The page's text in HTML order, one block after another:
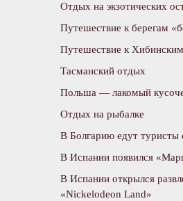
Отдых на экзотических
Путешествие к берегам
Путешествие к
Тасманский отдых
Польша — лакомый
Отдых на рыбалке
В Болгарию едут туристы
В Испании появился
В Испании открылся
«Nickelodeon Land»